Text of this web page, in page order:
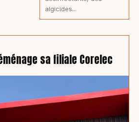
algicides...
sa filiale Corelec